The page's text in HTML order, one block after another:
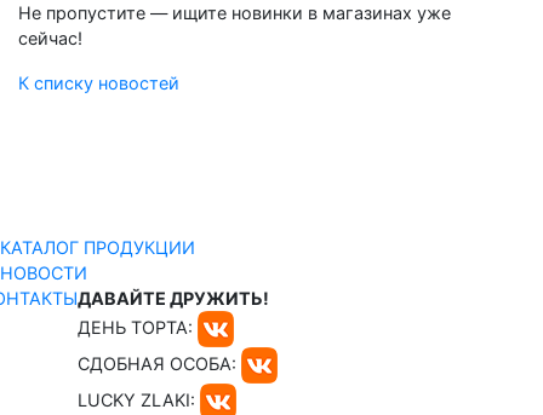
Не пропустите — ищите новинки в магазинах уже
сейчас!
К списку новостей
КАТАЛОГ ПРОДУКЦИИ
НОВОСТИ
ДАВАЙТЕ ДРУЖИТЬ!
ДЕНЬ ТОРТА:
СДОБНАЯ ОСОБА:
LUCKY ZLAKI: